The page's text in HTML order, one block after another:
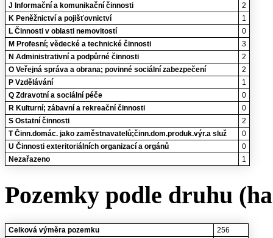
J Informační a komunikační činnosti
2
K Peněžnictví a pojišťovnictví
1
L Činnosti v oblasti nemovitostí
0
M Profesní; vědecké a technické činnosti
3
N Administrativní a podpůrné činnosti
2
O Veřejná správa a obrana; povinné sociální zabezpečení
2
P Vzdělávání
1
Q Zdravotní a sociální péče
0
R Kulturní; zábavní a rekreační činnosti
0
S Ostatní činnosti
2
T Činn.domác. jako zaměstnavatelů;činn.dom.produk.výr.a služ
0
U Činnosti exteritoriálních organizací a orgánů
0
Nezařazeno
1
Pozemky podle druhu
Celková výměra pozemku
256